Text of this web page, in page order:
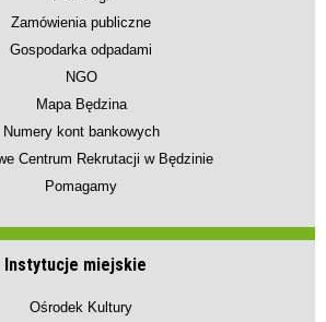
Zamówienia publiczne
Gospodarka odpadami
NGO
Mapa Będzina
Numery kont bankowych
Centrum Rekrutacji w Będzinie
Pomagamy
Instytucje miejskie
Ośrodek Kultury